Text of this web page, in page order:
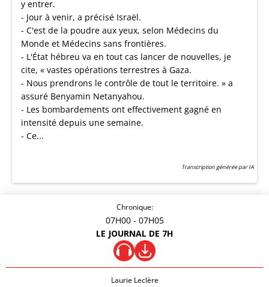
y entrer.
- Jour à venir, a précisé Israël.
- C'est de la poudre aux yeux, selon Médecins du
Monde et Médecins sans frontières.
- L'État hébreu va en tout cas lancer de nouvelles, je
cite, « vastes opérations terrestres à Gaza.
- Nous prendrons le contrôle de tout le territoire. » a
assuré Benyamin Netanyahou.
- Les bombardements ont effectivement gagné en
intensité depuis une semaine.
- Ce...
Transcription générée par IA
Chronique:
07H00 - 07H05
LE JOURNAL DE 7H
Laurie Leclère